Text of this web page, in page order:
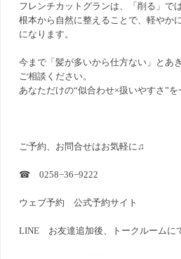
フレンチカットグランは、「削る」で
根本から自然に整えることで、軽やか
になります。
今まで「髪が多いから仕方ない」とあ
ご相談ください。
あなただけの“似合わせ×扱いやすさ”を
ご予約、お問合せはお気軽に♫
☎ 0258−36−9222
ウェブ予約公式予約サイト
LINE お友達追加後、トークルームに